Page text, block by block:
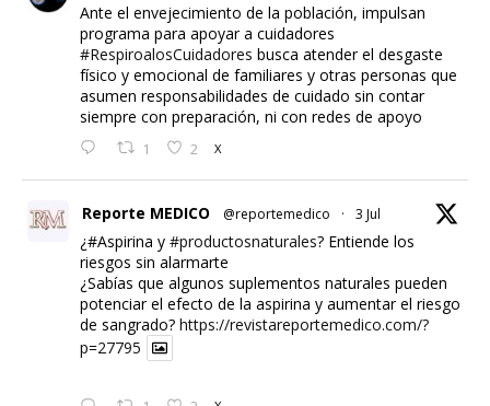
Ante el envejecimiento de la población, impulsan
programa para apoyar a cuidadores
#RespiroalosCuidadores busca atender el desgaste
físico y emocional de familiares y otras personas que
asumen responsabilidades de cuidado sin contar
siempre con preparación, ni con redes de apoyo
1 2 X
Reporte MEDICO @reportemedico · 3 Jul
¿#Aspirina y #productosnaturales? Entiende los
riesgos sin alarmarte
¿Sabías que algunos suplementos naturales pueden
potenciar el efecto de la aspirina y aumentar el riesgo
de sangrado? https://revistareportemedico.com/?
p=27795